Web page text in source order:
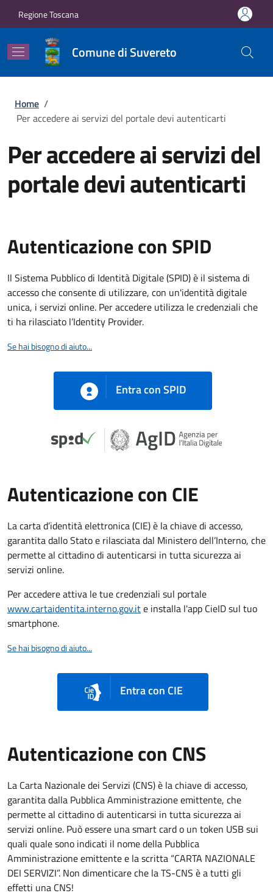
Regione Toscana
Comune di Suvereto
Briciole di pane
Home /
Per accedere ai servizi del portale devi autenticarti
Per accedere ai servizi del
portale devi autenticarti
Autenticazione con SPID
Il Sistema Pubblico di Identità Digitale (SPID) è il sistema di
accesso che consente di utilizzare, con un'identità digitale
unica, i servizi online. Per accedere utilizza le credenziali che
ti ha rilasciato l’Identity Provider.
Se hai bisogno di aiuto...
Entra con SPID
Autenticazione con CIE
La carta d’identità elettronica (CIE) è la chiave di accesso,
garantita dallo Stato e rilasciata dal Ministero dell’Interno, che
permette al cittadino di autenticarsi in tutta sicurezza ai
servizi online.
Per accedere attiva le tue credenziali sul portale
www.cartaidentita.interno.gov.ite installa l'app CieID sul tuo
smartphone.
Se hai bisogno di aiuto...
Entra con CIE
Autenticazione con CNS
La Carta Nazionale dei Servizi (CNS) è la chiave di accesso,
garantita dalla Pubblica Amministrazione emittente, che
permette al cittadino di autenticarsi in tutta sicurezza ai
servizi online. Può essere una smart card o un token USB sui
quali quale sono indicati il nome della Pubblica
Amministrazione emittente e la scritta “CARTA NAZIONALE
DEI SERVIZI”. Non dimenticare che la TS-CNS è a tutti gli
effetti una CNS!